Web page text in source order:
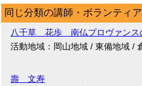
同じ分類の講師・ボランティア
八千草 花歩 南仏プロヴァン
活動地域：岡山地域 / 東備地域 /
壽 文寿